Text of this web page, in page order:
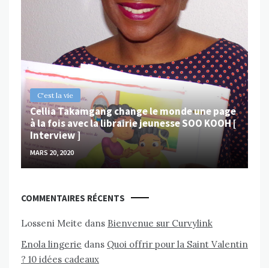
C'est la vie
Cellia Takamgang change le monde une page
à la fois avec la librairie jeunesse SOO KOOH [
Interview ]
MARS 20, 2020
COMMENTAIRES RÉCENTS
Losseni Meite dans Bienvenue sur Curvylink
Enola lingerie dans Quoi offrir pour la Saint Valentin
? 10 idées cadeaux